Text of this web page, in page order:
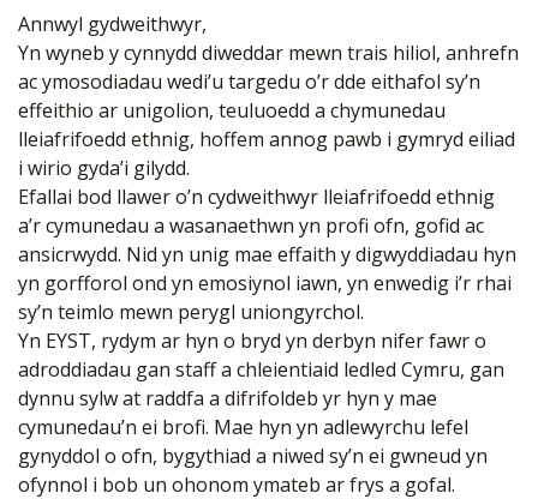
Annwyl gydweithwyr,
Yn wyneb y cynnydd diweddar mewn trais hiliol, anhrefn
ac ymosodiadau wedi’u targedu o’r dde eithafol sy’n
effeithio ar unigolion, teuluoedd a chymunedau
lleiafrifoedd ethnig, hoffem annog pawb i gymryd eiliad
i wirio gyda’i gilydd.
Efallai bod llawer o’n cydweithwyr lleiafrifoedd ethnig
a’r cymunedau a wasanaethwn yn profi ofn, gofid ac
ansicrwydd. Nid yn unig mae effaith y digwyddiadau hyn
yn gorfforol ond yn emosiynol iawn, yn enwedig i’r rhai
sy’n teimlo mewn perygl uniongyrchol.
Yn EYST, rydym ar hyn o bryd yn derbyn nifer fawr o
adroddiadau gan staff a chleientiaid ledled Cymru, gan
dynnu sylw at raddfa a difrifoldeb yr hyn y mae
cymunedau’n ei brofi. Mae hyn yn adlewyrchu lefel
gynyddol o ofn, bygythiad a niwed sy’n ei gwneud yn
ofynnol i bob un ohonom ymateb ar frys a gofal.